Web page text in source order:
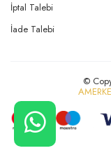
İptal Talebi
İade Talebi
©